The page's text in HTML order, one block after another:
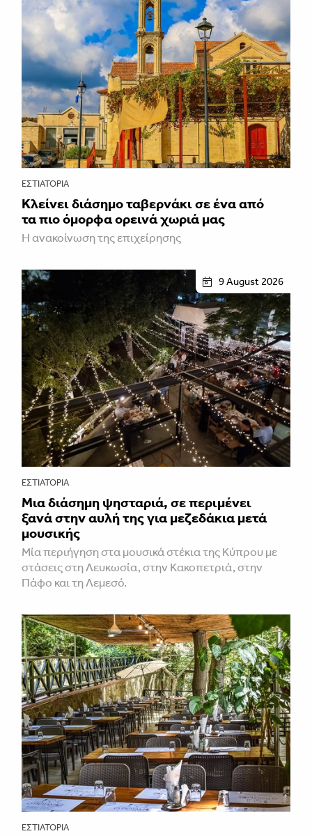
ΕΣΤΙΑΤΌΡΙΑ
Κλείνει διάσημο ταβερνάκι σε ένα από
τα πιο όμορφα ορεινά χωριά μας
Η ανακοίνωση της επιχείρησης
9 August 2026
ΕΣΤΙΑΤΌΡΙΑ
Μια διάσημη ψησταριά, σε περιμένει
ξανά στην αυλή της για μεζεδάκια μετά
μουσικής
Μία περιήγηση στα μουσικά στέκια της Κύπρου με
στάσεις στη Λευκωσία, στην Κακοπετριά, στην
Πάφο και τη Λεμεσό.
ΕΣΤΙΑΤΌΡΙΑ